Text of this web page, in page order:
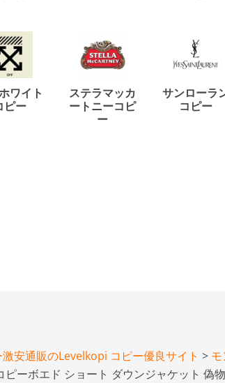
ワイト
ピー
ステラマッカ
ートニーコピ
ー
サンローラ
コピー
安通販のLevelkopi コピー優良サイト >
ピーボエド ショート ダウンジャケット 偽